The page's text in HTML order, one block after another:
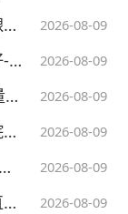
便民惠民优
日
五楼中医科
2026-08-09
2026-08-09
2026-08-09
2026-08-09
2026-08-09
2026-08-09